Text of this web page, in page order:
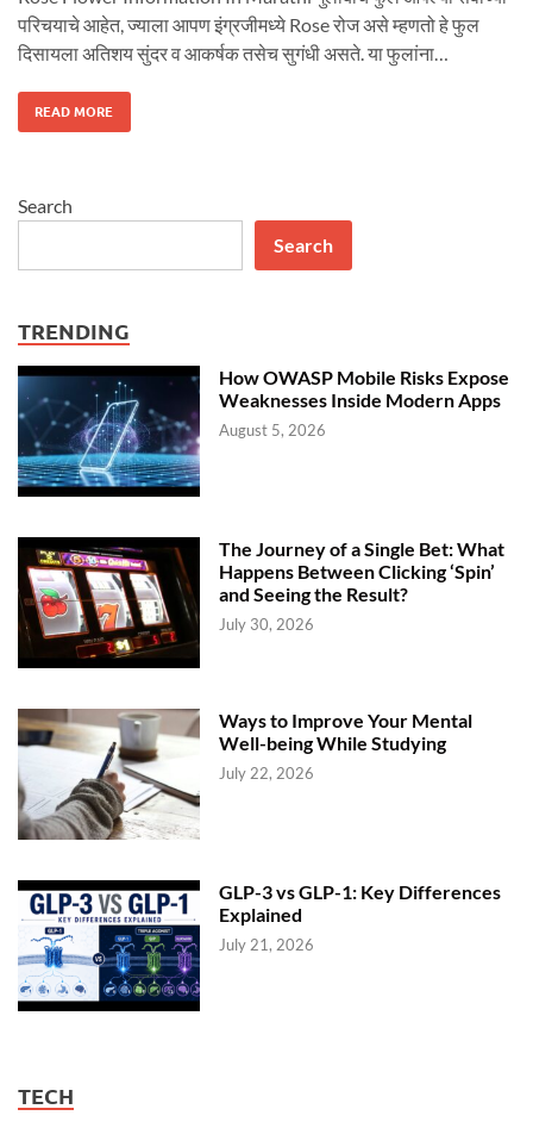
F
O
M
A
I
O
N
I
T
H
n
परिचयाचे आहेत, ज्याला आपण इंग्रजीमध्ये Rose रोज असे म्हणतो हे फुल
दिसायला अतिशय सुंदर व आकर्षक तसेच सुगंधी असते. या फुलांना…
गु
ला
ब
पू
र्ण
मा
R
L
O
E
N
O
R
M
A
T
I
I
N
M
A
R
A
T
H
READ MORE
Search
Search
TRENDING
How OWASP Mobile Risks Expose
Weaknesses Inside Modern Apps
August 5, 2026
The Journey of a Single Bet: What
Happens Between Clicking ‘Spin’
and Seeing the Result?
July 30, 2026
Ways to Improve Your Mental
Well-being While Studying
July 22, 2026
GLP-3 vs GLP-1: Key Differences
Explained
July 21, 2026
TECH